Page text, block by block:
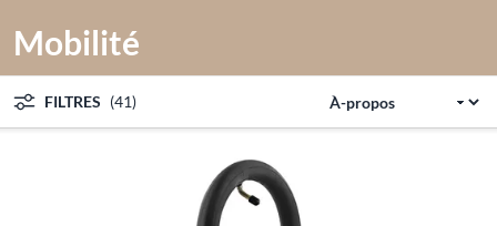
Mobilité
FILTRES (41)